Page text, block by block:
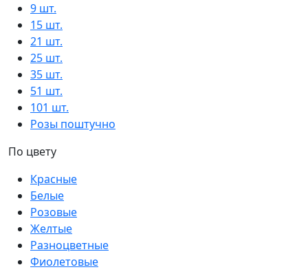
9 шт.
15 шт.
21 шт.
25 шт.
35 шт.
51 шт.
101 шт.
Розы поштучно
По цвету
Красные
Белые
Розовые
Желтые
Разноцветные
Фиолетовые